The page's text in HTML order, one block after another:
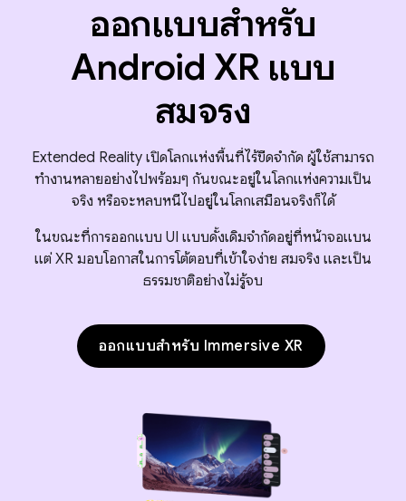
ออกแบบสำหรับ
Android XR แบบ
สมจริง
Extended Reality เปิดโลกแห่งพื้นที่ไร้ขีดจำกัด ผู้ใช้สามารถ
ทำงานหลายอย่างไปพร้อมๆ กันขณะอยู่ในโลกแห่งความเป็น
จริง หรือจะหลบหนีไปอยู่ในโลกเสมือนจริงก็ได้
ในขณะที่การออกแบบ UI แบบดั้งเดิมจํากัดอยู่ที่หน้าจอแบน
แต่ XR มอบโอกาสในการโต้ตอบที่เข้าใจง่าย สมจริง และเป็น
ธรรมชาติอย่างไม่รู้จบ
ออกแบบสำหรับ Immersive XR